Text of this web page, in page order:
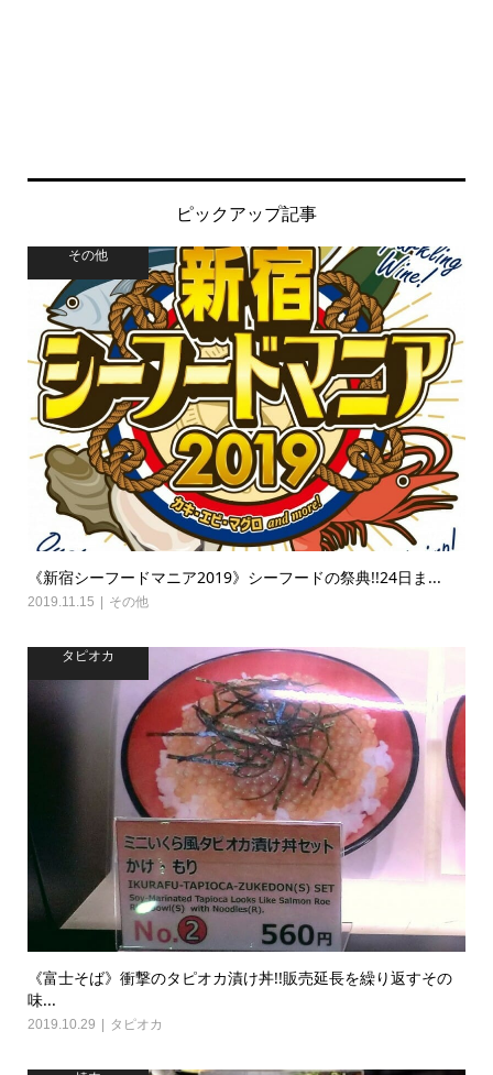
ピックアップ記事
その他
《新宿シーフードマニア2019》シーフードの祭典!!24日ま...
2019.11.15 その他
タピオカ
《富士そば》衝撃のタピオカ漬け丼!!販売延長を繰り返すその
味...
2019.10.29 タピオカ